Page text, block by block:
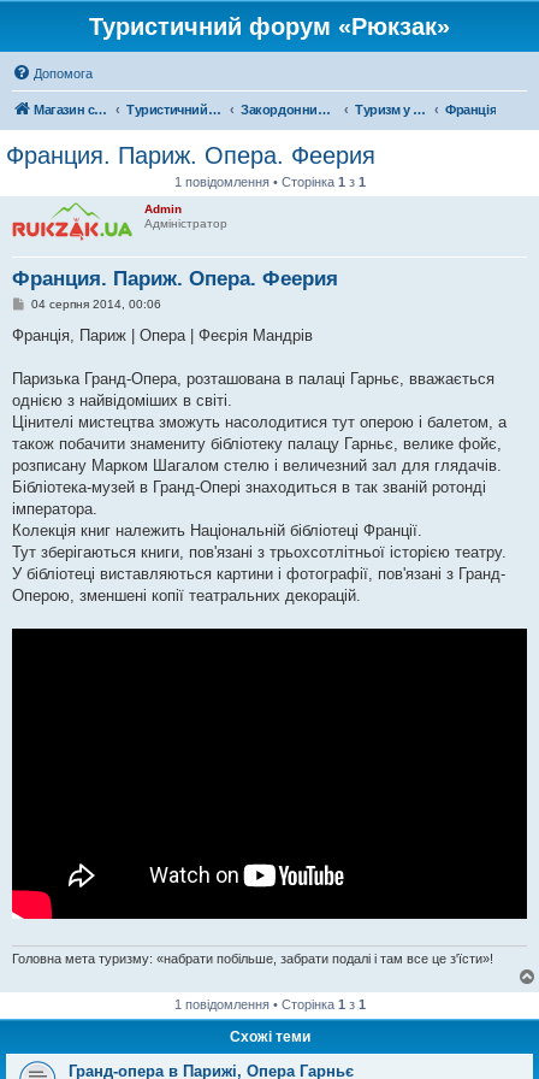
Туристичний форум «Рюкзак»
Допомога
Магазин спорядження Туристичний форум «Рюкзак» Закордонний туризм Туризм у Європі Франція
Франция. Париж. Опера. Феерия
1 повідомлення • Сторінка 1 з 1
Admin
Адміністратор
Франция. Париж. Опера. Феерия
П
в
і
о
м
л
е
н
я
04 серпня 2014, 00:06
Франція, Париж | Опера | Феєрія Мандрів
Паризька Гранд-Опера, розташована в палаці Гарньє, вважається
однією з найвідоміших в світі.
Цінителі мистецтва зможуть насолодитися тут оперою і балетом, а
також побачити знамениту бібліотеку палацу Гарньє, велике фойє,
розписану Марком Шагалом стелю і величезний зал для глядачів.
Бібліотека-музей в Гранд-Опері знаходиться в так званій ротонді
імператора.
Колекція книг належить Національній бібліотеці Франції.
Тут зберігаються книги, пов'язані з трьохсотлітньої історією театру.
У бібліотеці виставляються картини і фотографії, пов'язані з Гранд-
Оперою, зменшені копії театральних декорацій.
Головна мета туризму: «набрати побільше, забрати подалі і там все це з'їсти»!
1 повідомлення • Сторінка 1 з 1
Схожі теми
Гранд-опера в Парижі, Опера Гарньє